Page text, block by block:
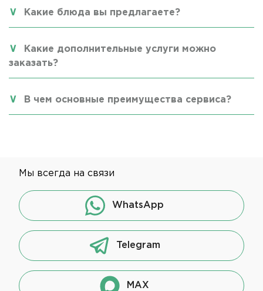
Какие блюда вы предлагаете?
Какие дополнительные услуги можно
заказать?
В чем основные преимущества сервиса?
Мы всегда на связи
WhatsApp
Telegram
MAX